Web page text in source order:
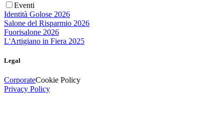
Eventi
Identità Golose 2026
Salone del Risparmio 2026
Fuorisalone 2026
L'Artigiano in Fiera 2025
Legal
CorporateCookie Policy
Privacy Policy